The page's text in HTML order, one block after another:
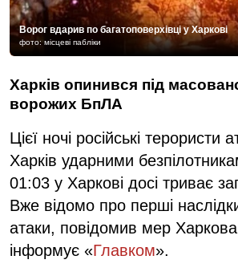
Ворог вдарив по багатоповерхівці у Харкові
фото: місцеві пабліки
Харків опинився під
ворожих БпЛА
Цієї ночі російські терористи
Харків ударними
01:03 у Харкові досі триває
Вже відомо про перші
атаки, повідомив мер Харкова
інформує «Главком».